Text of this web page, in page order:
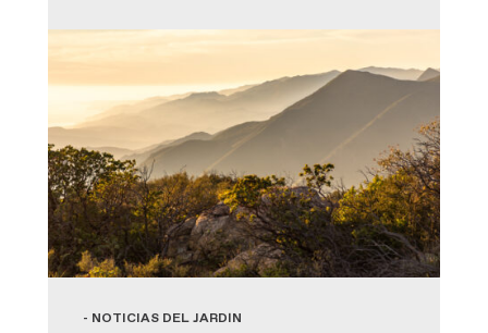
- NOTICIAS DEL JARDÍN